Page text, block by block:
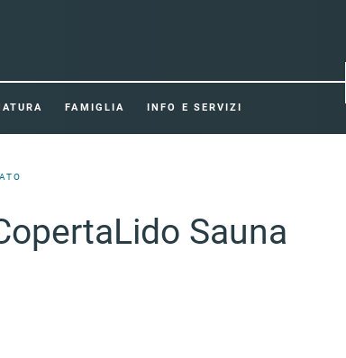
FAMIGLIA INFO E SERVIZI
Sauna